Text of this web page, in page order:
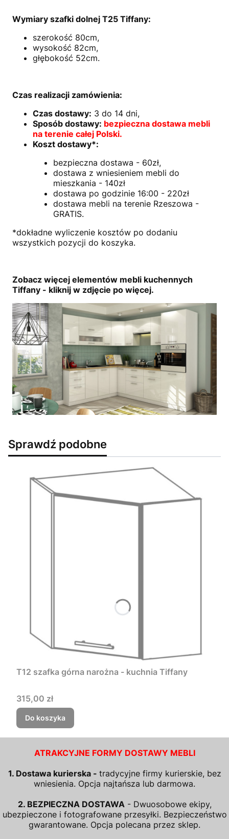
Wymiary szafki dolnej T25 Tiffany:
szerokość 80cm,
wysokość 82cm,
głębokość 52cm.
Czas realizacji zamówienia:
Czas dostawy: 3 do 14 dni,
Sposób dostawy: bezpieczna dostawa mebli
na terenie całej Polski.
Koszt dostawy*:
bezpieczna dostawa - 60zł,
dostawa z wniesieniem mebli do
mieszkania - 140zł
dostawa po godzinie 16:00 - 220zł
dostawa mebli na terenie Rzeszowa -
GRATIS.
*dokładne wyliczenie kosztów po dodaniu
wszystkich pozycji do koszyka.
Zobacz więcej elementów mebli kuchennych
Tiffany - kliknij w zdjęcie po więcej.
Sprawdź podobne
T12 szafka górna narożna - kuchnia Tiffany
Cena
315,00 zł
Do koszyka
ATRAKCYJNE FORMY DOSTAWY MEBLI
1. Dostawa kurierska - tradycyjne firmy kurierskie, bez
wniesienia. Opcja najtańsza lub darmowa.
2. BEZPIECZNA DOSTAWA - Dwuosobowe ekipy,
ubezpieczone i fotografowane przesyłki. Bezpieczeństwo
gwarantowane. Opcja polecana przez sklep.